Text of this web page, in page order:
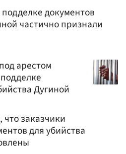
документов
частично признали
арестом
Дугиной
заказчики
для убийства